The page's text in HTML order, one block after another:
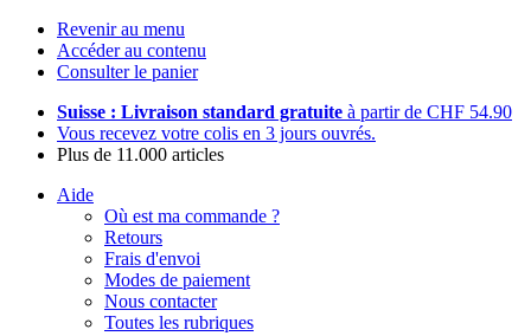
Revenir au menu
Accéder au contenu
Consulter le panier
Suisse : Livraison standard gratuite à partir de CHF 54.90
Vous recevez votre colis en 3 jours ouvrés.
Plus de 11.000 articles
Aide
Où est ma commande ?
Retours
Frais d'envoi
Modes de paiement
Nous contacter
Toutes les rubriques